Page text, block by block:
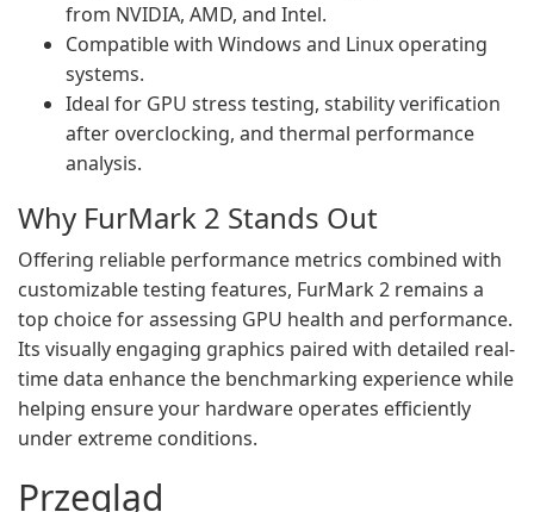
from NVIDIA, AMD, and Intel.
Compatible with Windows and Linux operating
systems.
Ideal for GPU stress testing, stability verification
after overclocking, and thermal performance
analysis.
Why FurMark 2 Stands Out
Offering reliable performance metrics combined with
customizable testing features, FurMark 2 remains a
top choice for assessing GPU health and performance.
Its visually engaging graphics paired with detailed real-
time data enhance the benchmarking experience while
helping ensure your hardware operates efficiently
under extreme conditions.
Przegląd